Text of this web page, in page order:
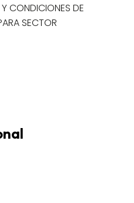
CONDICIONES DE
SECTOR